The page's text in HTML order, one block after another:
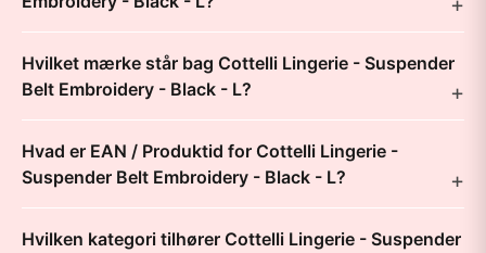
Hvilket mærke står bag Cottelli Lingerie - Suspender
Belt Embroidery - Black - L?
Hvad er EAN / Produktid for Cottelli Lingerie -
Suspender Belt Embroidery - Black - L?
Hvilken kategori tilhører Cottelli Lingerie - Suspender